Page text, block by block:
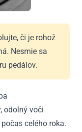
či je rohož
Nesmie sa
pedálov.
odolný voči
celého roka.